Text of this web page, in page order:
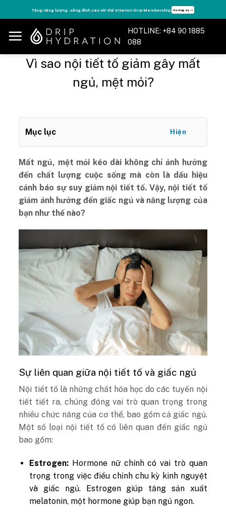
to
content
Tăng năng lượng - sống đỉnh cao với thẻ Vitamin Drip Membership. Xem ngay ➝
HOTLINE: +84 90 1885
088
Vì sao nội tiết tố giảm gây mất
ngủ, mệt mỏi?
Mục lục Hiện
Mất ngủ, mệt mỏi kéo dài không chỉ ảnh hưởng
đến chất lượng cuộc sống mà còn là dấu hiệu
cảnh báo sự suy giảm nội tiết tố. Vậy, nội tiết tố
giảm ảnh hưởng đến giấc ngủ và năng lượng của
bạn như thế nào?
Sự liên quan giữa nội tiết tố và giấc ngủ
Nội tiết tố là những chất hóa học do các tuyến nội
tiết tiết ra, chúng đóng vai trò quan trọng trong
nhiều chức năng của cơ thể, bao gồm cả giấc ngủ.
Một số loại nội tiết tố có liên quan đến giấc ngủ
bao gồm:
Estrogen: Hormone nữ chính có vai trò quan
trọng trong việc điều chỉnh chu kỳ kinh nguyệt
và giấc ngủ. Estrogen giúp tăng sản xuất
melatonin, một hormone giúp bạn ngủ ngon.